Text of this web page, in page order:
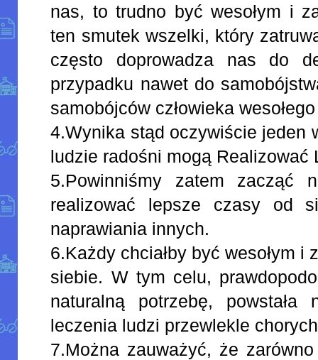
nas, to trudno być wesołym i
ten smutek wszelki, który
często doprowadza nas do
przypadku nawet do
samobójców człowieka
4.Wynika stąd oczywiście jeden
ludzie radośni mogą Realizować
5.Powinniśmy zatem zacząć
realizować lepsze czasy od
naprawiania innych.
6.Każdy chciałby być wesołym i
siebie. W tym celu,
naturalną potrzebę, powstała
leczenia ludzi przewlekle
7.Można zauważyć, że